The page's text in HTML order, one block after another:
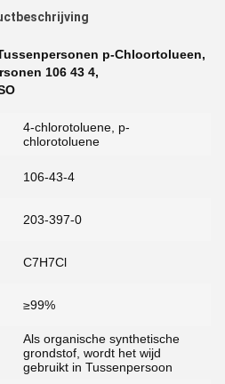
p-Chloortolueen,
106 43 4,
4-chlorotoluene, p-
chlorotoluene
106-43-4
203-397-0
C7H7Cl
≥99%
Als organische synthetische
grondstof, wordt het wijd
gebruikt in Tussenpersoon